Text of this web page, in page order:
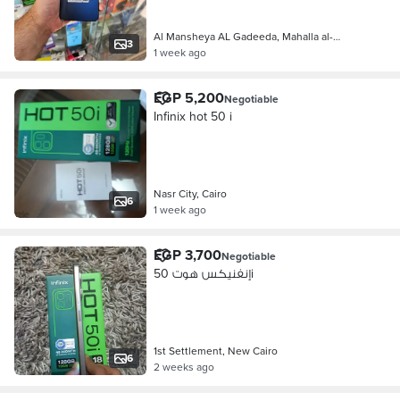
3
Al Mansheya AL Gadeeda, Mahalla al-…
1 week ago
6
EGP 5,200Negotiable
Infinix hot 50 i
Nasr City, Cairo
1 week ago
6
EGP 3,700Negotiable
إنفنيكس هوت 50i
1st Settlement, New Cairo
2 weeks ago